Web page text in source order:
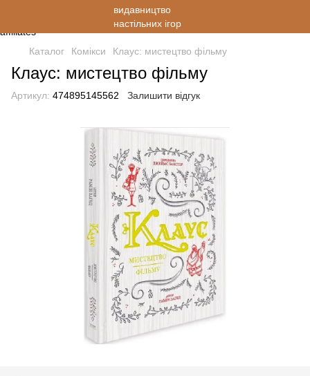
Каталог Комікси Клаус: мистецтво фільму
Клаус: мистецтво фільму
Артикул: 474895145562 Залишити відгук